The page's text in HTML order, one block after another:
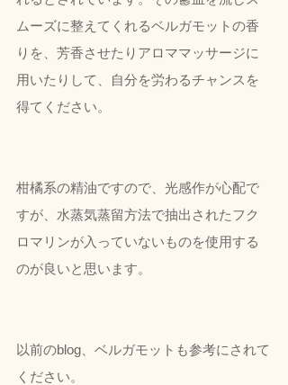
ムーズに整えてくれるベルガモットの香
りを、芳香させたりアロママッサージに
用いたりして、自分を労わるチャンスを
得てください。
柑橘系の精油ですので、光感作が心配で
すが、水蒸気蒸留方法で抽出されたフク
ロマリンが入っていないものを使用する
のが良いと思います。
以前のblog、ベルガモットも参考にされて
ください。